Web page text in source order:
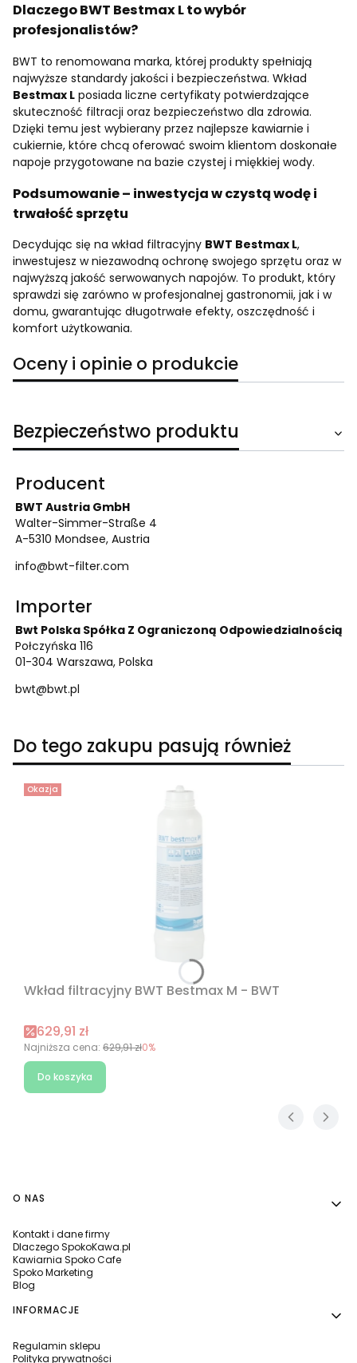
Dlaczego BWT Bestmax L to wybór
profesjonalistów?
BWT to renomowana marka, której produkty spełniają
najwyższe standardy jakości i bezpieczeństwa. Wkład
Bestmax L posiada liczne certyfikaty potwierdzające
skuteczność filtracji oraz bezpieczeństwo dla zdrowia.
Dzięki temu jest wybierany przez najlepsze kawiarnie i
cukiernie, które chcą oferować swoim klientom doskonałe
napoje przygotowane na bazie czystej i miękkiej wody.
Podsumowanie – inwestycja w czystą wodę i
trwałość sprzętu
Decydując się na wkład filtracyjny BWT Bestmax L,
inwestujesz w niezawodną ochronę swojego sprzętu oraz w
najwyższą jakość serwowanych napojów. To produkt, który
sprawdzi się zarówno w profesjonalnej gastronomii, jak i w
domu, gwarantując długotrwałe efekty, oszczędność i
komfort użytkowania.
Oceny i opinie o produkcie
Bezpieczeństwo produktu
Producent
BWT Austria GmbH
Walter-Simmer-Straße 4
A-5310 Mondsee, Austria
info@bwt-filter.com
Importer
Bwt Polska Spółka Z Ograniczoną Odpowiedzialnością
Połczyńska 116
01-304 Warszawa, Polska
bwt@bwt.pl
Do tego zakupu pasują również
Okazja
Wkład filtracyjny BWT Bestmax M - BWT
Cena promocyjna
629,91 zł
Najniższa cena: 629,91 zł0%
Do koszyka
Linki w stopce
O NAS
Kontakt i dane firmy
Dlaczego SpokoKawa.pl
Kawiarnia Spoko Cafe
Spoko Marketing
Blog
INFORMACJE
Regulamin sklepu
Polityka prywatności